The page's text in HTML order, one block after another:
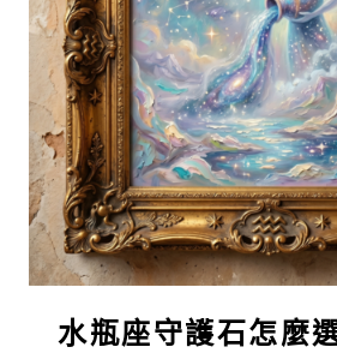
水瓶座守護石怎麼